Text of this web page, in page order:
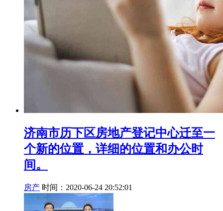
济南市历下区房地产登记中心迁至一
个新的位置，详细的位置和办公时
间。
房产 时间：2020-06-24 20:52:01